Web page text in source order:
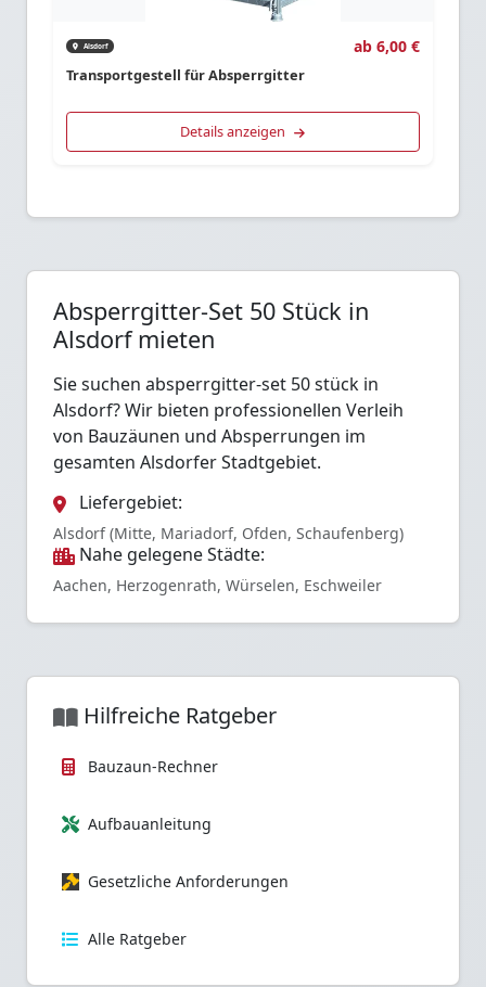
Alsdorf ab 6,00 €
Transportgestell für Absperrgitter
Details anzeigen
Absperrgitter-Set 50 Stück in
Alsdorf mieten
Sie suchen absperrgitter-set 50 stück in
Alsdorf? Wir bieten professionellen Verleih
von Bauzäunen und Absperrungen im
gesamten Alsdorfer Stadtgebiet.
Liefergebiet:
Alsdorf (Mitte, Mariadorf, Ofden, Schaufenberg)
Nahe gelegene Städte:
Aachen, Herzogenrath, Würselen, Eschweiler
Hilfreiche Ratgeber
Bauzaun-Rechner
Aufbauanleitung
Gesetzliche Anforderungen
Alle Ratgeber